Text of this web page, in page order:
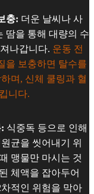
충: 더운 날씨나 사
땀을 통해 대량의 수
나갑니다. 운동 전
을 보충하면 탈수를
며, 신체 쿨링과 혈
니다.
식중독 등으로 인해
균을 씻어내기 위
맹물만 마시는 것
체액을 잡아두어
적인 위험을 막아